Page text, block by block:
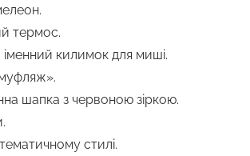
термос.
килимок для миші.
шапка з червоною зіркою.
стилі.